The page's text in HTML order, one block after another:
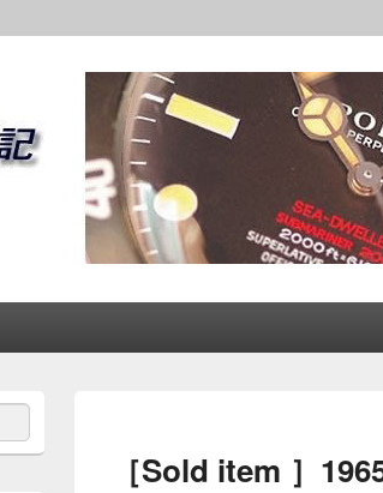
クロレックス
［Sold item ］